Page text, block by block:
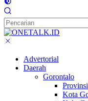
Advertorial
Daerah
Gorontalo
Kota